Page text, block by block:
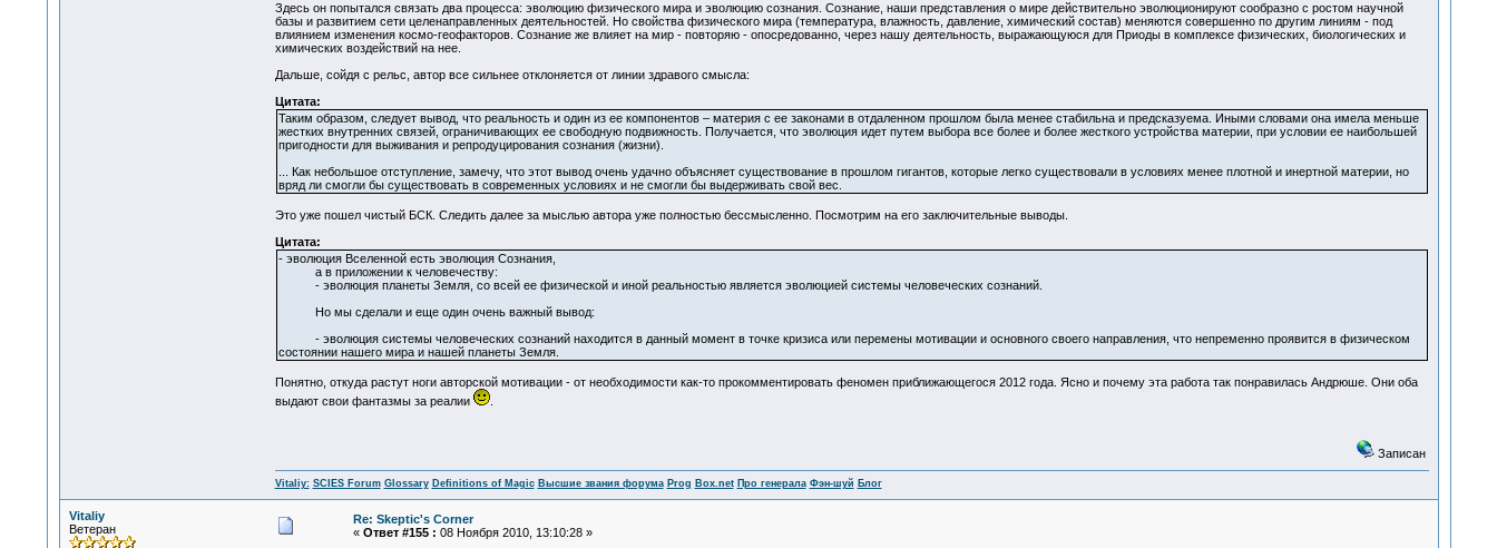
Здесь он попытался связать два процесса: эволюцию физического мира и эволюцию сознания. Сознание, наши представления о мире действительно эволюционируют сообразно с ростом научной
базы и развитием сети целенаправленных деятельностей. Но свойства физического мира (температура, влажность, давление, химический состав) меняются совершенно по другим линиям - под
влиянием изменения космо-геофакторов. Сознание же влияет на мир - повторяю - опосредованно, через нашу деятельность, выражающуюся для Приоды в комплексе физических, биологических и
химических воздействий на нее.
Дальше, сойдя с рельс, автор все сильнее отклоняется от линии здравого смысла:
Цитата:
Таким образом, следует вывод, что реальность и один из ее компонентов – материя с ее законами в отдаленном прошлом была менее стабильна и предсказуема. Иными словами она имела меньше
жестких внутренних связей, ограничивающих ее свободную подвижность. Получается, что эволюция идет путем выбора все более и более жесткого устройства материи, при условии ее наибольшей
пригодности для выживания и репродуцирования сознания (жизни).
... Как небольшое отступление, замечу, что этот вывод очень удачно объясняет существование в прошлом гигантов, которые легко существовали в условиях менее плотной и инертной материи, но
вряд ли смогли бы существовать в современных условиях и не смогли бы выдерживать свой вес.
Это уже пошел чистый БСК. Следить далее за мыслью автора уже полностью бессмысленно. Посмотрим на его заключительные выводы.
Цитата:
- эволюция Вселенной есть эволюция Сознания,
а в приложении к человечеству:
- эволюция планеты Земля, со всей ее физической и иной реальностью является эволюцией системы человеческих сознаний.
Но мы сделали и еще один очень важный вывод:
- эволюция системы человеческих сознаний находится в данный момент в точке кризиса или перемены мотивации и основного своего направления, что непременно проявится в физическом
состоянии нашего мира и нашей планеты Земля.
Понятно, откуда растут ноги авторской мотивации - от необходимости как-то прокомментировать феномен приближающегося 2012 года. Ясно и почему эта работа так понравилась Андрюше. Они оба
выдают свои фантазмы за реалии
.
Записан
Vitaliy: SCIES Forum Glossary Definitions of Magic Высшие звания форума Prog Box.net Про генерала Фэн-шуй Блог
Vitaliy
Ветеран
Re: Skeptic's Corner
« Ответ #155 : 08 Ноября 2010, 13:10:28 »